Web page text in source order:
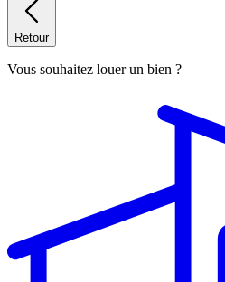
Retour
Vous souhaitez louer un bien ?